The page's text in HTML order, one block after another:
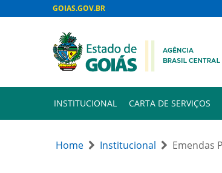
GOIAS.GOV.BR
INSTITUCIONAL CARTA DE SERVIÇOS
Home Institucional Emendas